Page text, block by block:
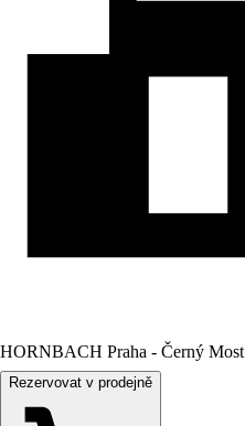
HORNBACH Praha - Černý Most
Rezervovat v prodejně